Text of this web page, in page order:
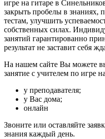
игре на гитаре в
закрыть пробелы в знаниях,
тестам, улучшить
собственных силах.
занятий гарантированно
результат не заставит себя
На нашем сайте Вы можете
занятие с учителем по игре
у преподавателя;
у Вас дома;
онлайн
Звоните или оставляйте
знания каждый день.